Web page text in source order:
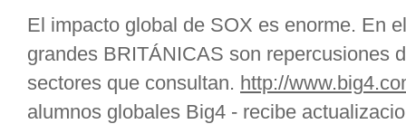
El impacto global de SOX es enorme. En
grandes BRITÁNICAS son repercusiones
sectores que consultan. http://
alumnos globales Big4 - recibe